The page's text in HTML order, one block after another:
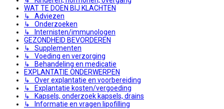
WAT TE DOEN BIJ KLACHTEN
↳ Adviezen
↳ Onderzoeken
↳ Internisten/immunologen
GEZONDHEID BEVORDEREN
↳ Supplementen
↳ Voeding en verzorging
↳ Behandeling en medicatie
EXPLANTATIE ONDERWERPEN
↳ Over explantatie en voorbereiding
↳ Explantatie kosten/vergoeding
↳ Kapsels, onderzoek kapsels, drains
↳ Informatie en vragen lipofilling